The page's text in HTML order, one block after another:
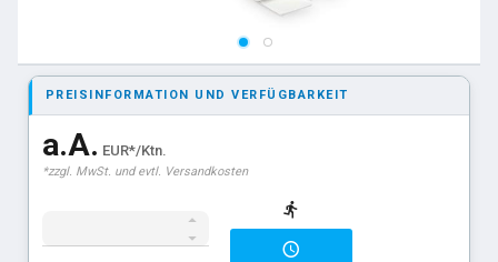
PREISINFORMATION UND VERFÜGBARKEIT
a.A. EUR*/Ktn.
*zzgl. MwSt. und evtl. Versandkosten